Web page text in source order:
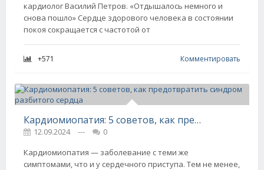
кардиолог Василий Петров. «Отдышалось немного и
снова пошло» Сердце здорового человека в состоянии
покоя сокращается с частотой от
+571 Комментировать
Кардиомиопатия: 5 советов, как предотвратить синдром разбитого сердца
12.09.2024 ---
0
Кардиомиопатия — заболевание с теми же
симптомами, что и у сердечного приступа. Тем не менее,